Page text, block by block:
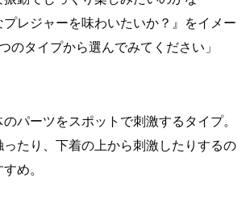
レジャーを味わいたいか？』をイメー
のタイプから選んでみてください」
パーツをスポットで刺激するタイプ。
たり、下着の上から刺激したりするの
め。